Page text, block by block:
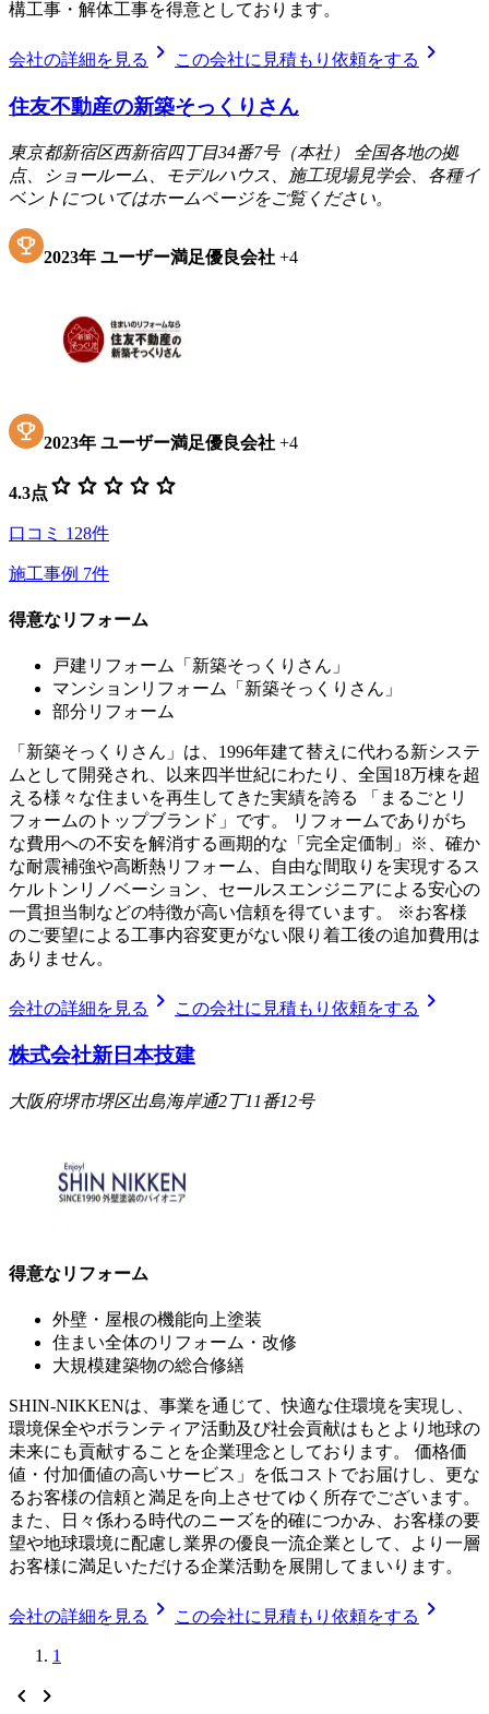
構工事・解体工事を得意としております。
会社の詳細を見る chevron_right この会社に見積もり依頼をする chevron_right
住友不動産の新築そっくりさん
東京都新宿区西新宿四丁目34番7号（本社） 全国各地の拠
点、ショールーム、モデルハウス、施工現場見学会、各種イ
ベントについてはホームページをご覧ください。
2023年 ユーザー満足優良会社 +4
2023年 ユーザー満足優良会社 +4
4.3点 star star star star star
口コミ 128件
施工事例 7件
得意なリフォーム
戸建リフォーム「新築そっくりさん」
マンションリフォーム「新築そっくりさん」
部分リフォーム
「新築そっくりさん」は、1996年建て替えに代わる新システ
ムとして開発され、以来四半世紀にわたり、全国18万棟を超
える様々な住まいを再生してきた実績を誇る 「まるごとリ
フォームのトップブランド」です。 リフォームでありがち
な費用への不安を解消する画期的な「完全定価制」※、確か
な耐震補強や高断熱リフォーム、自由な間取りを実現するス
ケルトンリノベーション、セールスエンジニアによる安心の
一貫担当制などの特徴が高い信頼を得ています。 ※お客様
のご要望による工事内容変更がない限り着工後の追加費用は
ありません。
会社の詳細を見る chevron_right この会社に見積もり依頼をする chevron_right
株式会社新日本技建
大阪府堺市堺区出島海岸通2丁11番12号
得意なリフォーム
外壁・屋根の機能向上塗装
住まい全体のリフォーム・改修
大規模建築物の総合修繕
SHIN-NIKKENは、事業を通じて、快適な住環境を実現し、
環境保全やボランティア活動及び社会貢献はもとより地球の
未来にも貢献することを企業理念としております。 価格価
値・付加価値の高いサービス」を低コストでお届けし、更な
るお客様の信頼と満足を向上させてゆく所存でございます。
また、日々係わる時代のニーズを的確につかみ、お客様の要
望や地球環境に配慮し業界の優良一流企業として、より一層
お客様に満足いただける企業活動を展開してまいります。
会社の詳細を見る chevron_right この会社に見積もり依頼をする chevron_right
1
chevron_left chevron_right